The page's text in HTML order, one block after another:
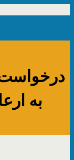
درخواست
به